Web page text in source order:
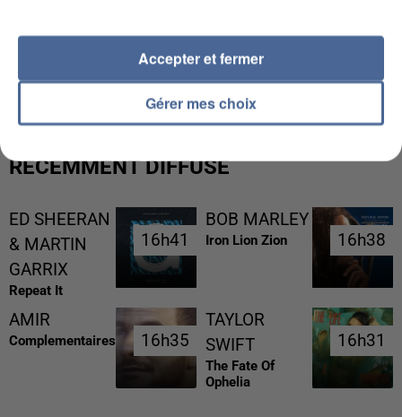
L’UN DES FONDATEURS SUPPOSÉS DE LA DZ
MAFIA INTERPELLÉ EN ALGÉRIE
RÉCEMMENT DIFFUSÉ
ED SHEERAN
& MARTIN
GARRIX
Repeat It
16h41
16h41
BOB MARLEY
Iron Lion Zion 16h38
16h38
AMIR
Complementaires 16h35
16h35
TAYLOR
SWIFT
The Fate Of
Ophelia
16h31
16h31
Gérer mes choix
Accepter et fermer